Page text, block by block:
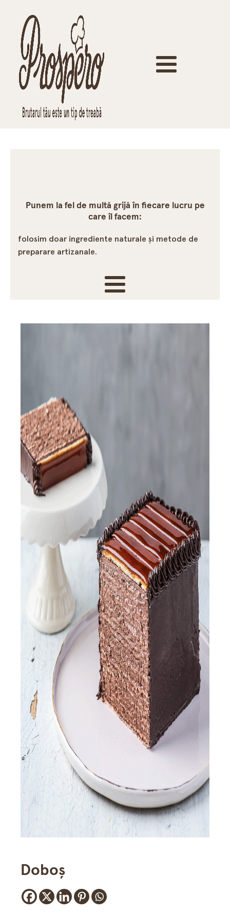
Punem la fel de multă grijă în fiecare lucru pe
care îl facem:
folosim doar ingrediente naturale și metode de
preparare artizanale.
Doboș